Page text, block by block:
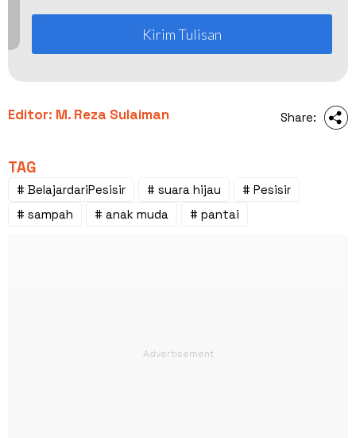
Kirim Tulisan
Editor: M. Reza Sulaiman Share:
TAG
# BelajardariPesisir # suara hijau
# Pesisir
# sampah
# anak muda # pantai